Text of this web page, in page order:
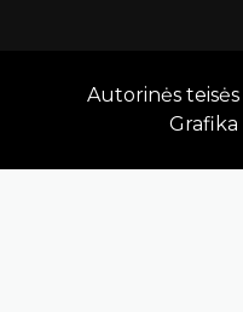
Autorinės
Grafika